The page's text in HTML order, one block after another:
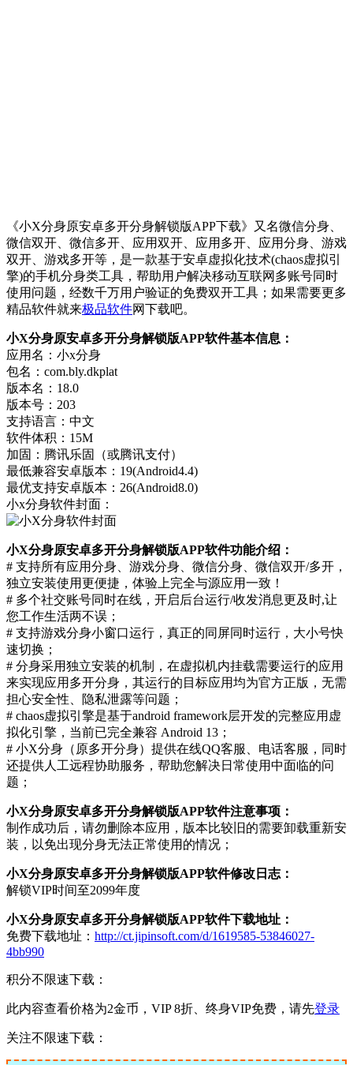
《小X分身原安卓多开分身解锁版APP下载》又名微信分身、
微信双开、微信多开、应用双开、应用多开、应用分身、游戏
双开、游戏多开等，是一款基于安卓虚拟化技术(chaos虚拟引
擎)的手机分身类工具，帮助用户解决移动互联网多账号同时
使用问题，经数千万用户验证的免费双开工具；如果需要更多
精品软件就来极品软件网下载吧。
小X分身原安卓多开分身解锁版APP软件基本信息：
应用名：小x分身
包名：com.bly.dkplat
版本名：18.0
版本号：203
支持语言：中文
软件体积：15M
加固：腾讯乐固（或腾讯支付）
最低兼容安卓版本：19(Android4.4)
最优支持安卓版本：26(Android8.0)
小x分身软件封面：
小X分身原安卓多开分身解锁版APP软件功能介绍：
# 支持所有应用分身、游戏分身、微信分身、微信双开/多开，
独立安装使用更便捷，体验上完全与源应用一致！
# 多个社交账号同时在线，开启后台运行/收发消息更及时,让
您工作生活两不误；
# 支持游戏分身小窗口运行，真正的同屏同时运行，大小号快
速切换；
# 分身采用独立安装的机制，在虚拟机内挂载需要运行的应用
来实现应用多开分身，其运行的目标应用均为官方正版，无需
担心安全性、隐私泄露等问题；
# chaos虚拟引擎是基于android framework层开发的完整应用虚
拟化引擎，当前已完全兼容 Android 13；
# 小X分身（原多开分身）提供在线QQ客服、电话客服，同时
还提供人工远程协助服务，帮助您解决日常使用中面临的问
题；
小X分身原安卓多开分身解锁版APP软件注意事项：
制作成功后，请勿删除本应用，版本比较旧的需要卸载重新安
装，以免出现分身无法正常使用的情况；
小X分身原安卓多开分身解锁版APP软件修改日志：
解锁VIP时间至2099年度
小X分身原安卓多开分身解锁版APP软件下载地址：
免费下载地址： http://ct.jipinsoft.com/d/1619585-53846027-
4bb990
积分不限速下载：
此内容查看价格为2金币，VIP 8折、终身VIP免费，请先登录
关注不限速下载：